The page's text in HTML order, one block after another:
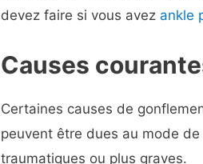
devez faire si vous avez ankle
Causes
Certaines causes de
peuvent être dues au mode de
traumatiques ou plus graves.